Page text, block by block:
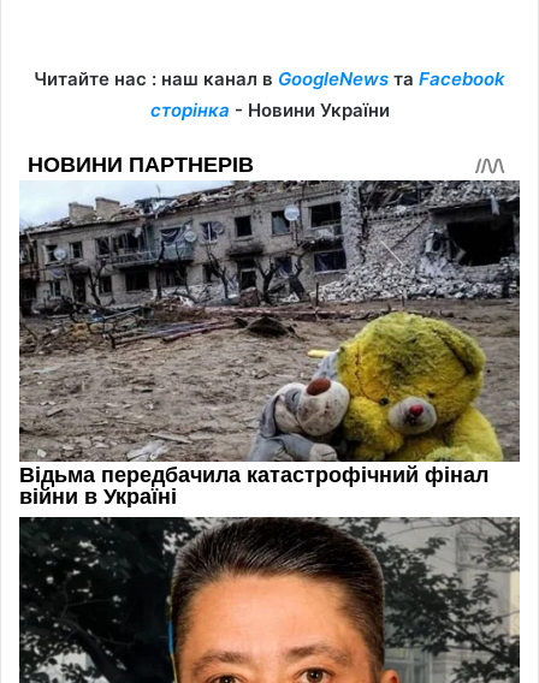
Читайте нас : наш канал в GoogleNews та Facebook
сторінка - Новини України